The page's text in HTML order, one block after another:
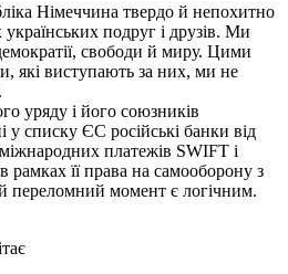
Німеччина твердо й непохитно
подруг і друзів. Ми
свободи й миру. Цими
які виступають за них, ми не
уряду і його союзників
у списку ЄС російські банки від
платежів SWIFT і
рамках її права на самооборону з
переломний момент є логічним.